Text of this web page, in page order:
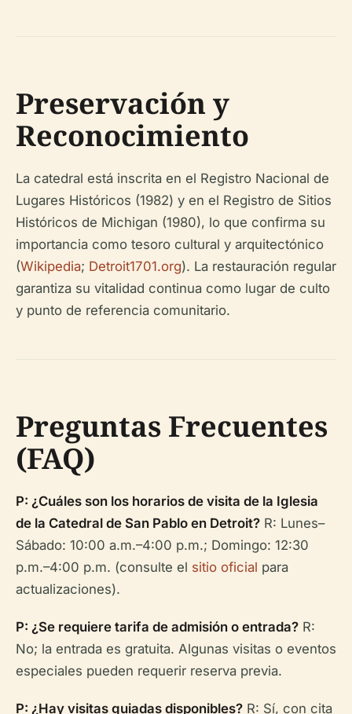
Preservación y
Reconocimiento
La catedral está inscrita en el Registro Nacional de
Lugares Históricos (1982) y en el Registro de Sitios
Históricos de Michigan (1980), lo que confirma su
importancia como tesoro cultural y arquitectónico
(Wikipedia; Detroit1701.org). La restauración regular
garantiza su vitalidad continua como lugar de culto
y punto de referencia comunitario.
Preguntas Frecuentes
(FAQ)
P: ¿Cuáles son los horarios de visita de la Iglesia
de la Catedral de San Pablo en Detroit? R: Lunes–
Sábado: 10:00 a.m.–4:00 p.m.; Domingo: 12:30
p.m.–4:00 p.m. (consulte el sitio oficial para
actualizaciones).
P: ¿Se requiere tarifa de admisión o entrada? R:
No; la entrada es gratuita. Algunas visitas o eventos
especiales pueden requerir reserva previa.
P: ¿Hay visitas guiadas disponibles? R: Sí, con cita